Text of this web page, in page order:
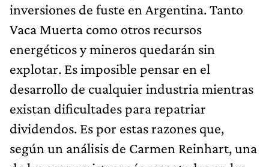
inversiones de fuste en Argentina. Tanto
Vaca Muerta como otros recursos
energéticos y mineros quedarán sin
explotar. Es imposible pensar en el
desarrollo de cualquier industria mientras
existan dificultades para repatriar
dividendos. Es por estas razones que,
según un análisis de Carmen Reinhart, una